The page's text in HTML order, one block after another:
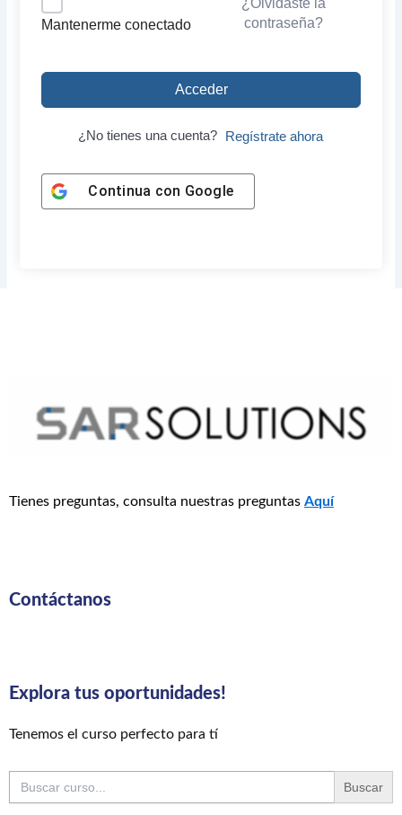
Mantenerme conectado
¿Olvidaste la
contraseña?
Acceder
¿No tienes una cuenta? Regístrate ahora
Continua con Google
Tienes preguntas, consulta nuestras preguntas Aquí
Contáctanos
Explora tus oportunidades!
Tenemos el curso perfecto para tí
Buscar: